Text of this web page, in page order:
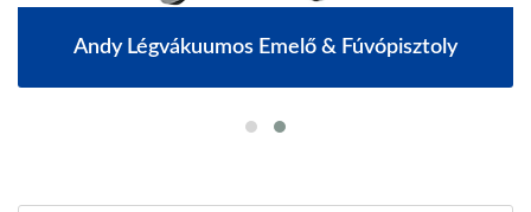
Andy Légvákuumos Emelő & Fúvópisztoly